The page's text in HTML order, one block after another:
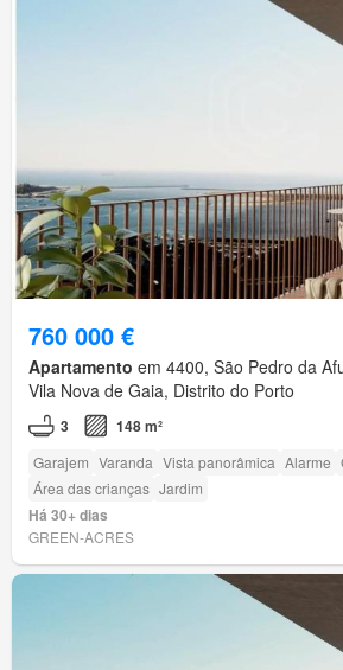
760 000 €
Apartamento em 4400, São Pedro da
Vila Nova de Gaia, Distrito do Porto
3 148 m²
Garajem Varanda Vista panorâmica Alarme
Área das crianças Jardim
Há 30+ dias
GREEN-ACRES